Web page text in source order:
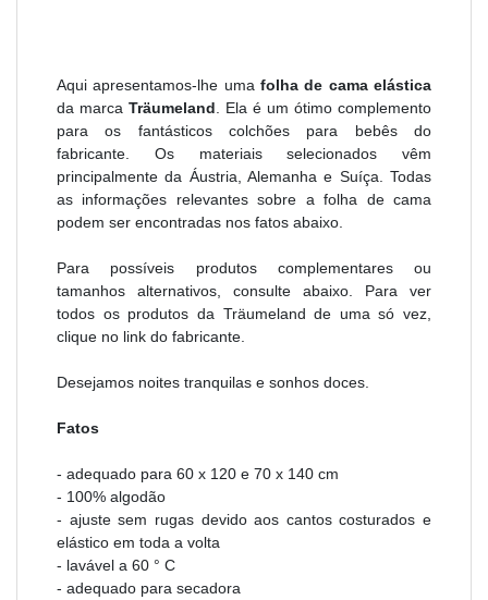
Aqui apresentamos-lhe uma folha de cama elástica
da marca Träumeland . Ela é um ótimo complemento
para os fantásticos colchões para bebês do
fabricante. Os materiais selecionados vêm
principalmente da Áustria, Alemanha e Suíça. Todas
as informações relevantes sobre a folha de cama
podem ser encontradas nos fatos abaixo.
Para possíveis produtos complementares ou
tamanhos alternativos, consulte abaixo. Para ver
todos os produtos da Träumeland de uma só vez,
clique no link do fabricante.
Desejamos noites tranquilas e sonhos doces.
Fatos
- adequado para 60 x 120 e 70 x 140 cm
- 100% algodão
- ajuste sem rugas devido aos cantos costurados e
elástico em toda a volta
- lavável a 60 ° C
- adequado para secadora